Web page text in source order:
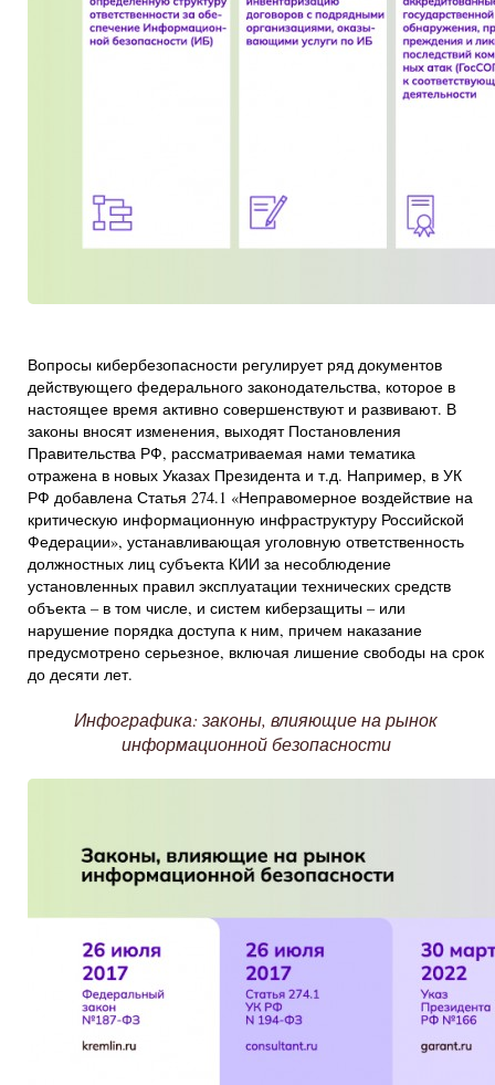
Вопросы кибербезопасности регулирует ряд документов
действующего федерального законодательства, которое в
настоящее время активно совершенствуют и развивают. В
законы вносят изменения, выходят Постановления
Правительства РФ, рассматриваемая нами тематика
отражена в новых Указах Президента и т.д. Например, в УК
РФ добавлена Статья 274.1 «Неправомерное воздействие на
критическую информационную инфраструктуру Российской
Федерации», устанавливающая уголовную ответственность
должностных лиц субъекта КИИ за несоблюдение
установленных правил эксплуатации технических средств
объекта – в том числе, и систем киберзащиты – или
нарушение порядка доступа к ним, причем наказание
предусмотрено серьезное, включая лишение свободы на срок
до десяти лет.
Инфографика: законы, влияющие на рынок
информационной безопасности